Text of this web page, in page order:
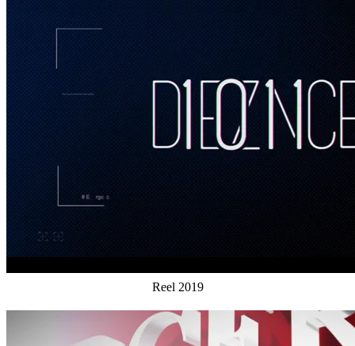
Reel 2019